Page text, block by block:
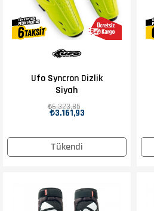
Tükendi
Ufo Syncron Dizlik
Siyah
₺3.161,93
₺6.323,85